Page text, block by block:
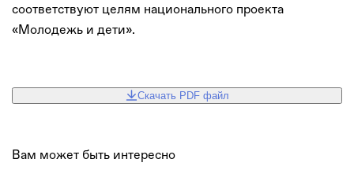
соответствуют целям национального проекта
«Молодежь и дети».
Скачать PDF файл
Вам может быть интересно